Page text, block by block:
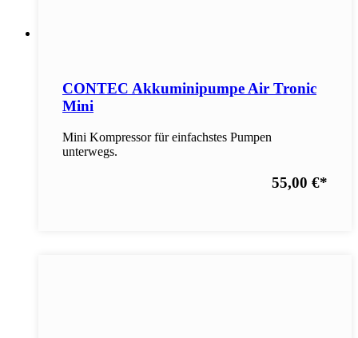
CONTEC Akkuminipumpe Air Tronic
Mini
Mini Kompressor für einfachstes Pumpen
unterwegs.
55,00 €*